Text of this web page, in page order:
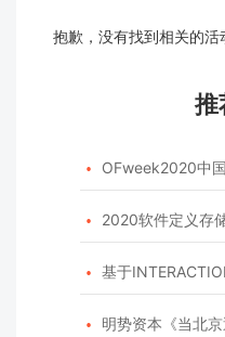
抱歉，没有找到相关的
推
 OFweek2020中
 2020软件定义存
 基于INTERACTION数
 明势资本《当北京遇上